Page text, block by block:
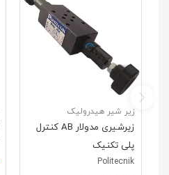
زیر شیر هیدرولیک
زیرشیری مدولار AB کنترل
پلی تکنیک
Politecnik